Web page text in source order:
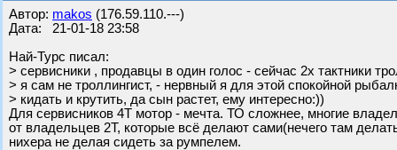
Автор: makos (176.59.110.---)
Дата: 21-01-18 23:58
Най-Турс писал:
> сервисники , продавцы в один голос - сейчас 2х тактники
> я сам не троллингист, - нервный я для этой спокойной
> кидать и крутить, да сын растет, ему интересно:))
Для сервисников 4Т мотор - мечта. ТО сложнее, многие
от владельцев 2Т, которые всё делают сами(нечего там
нихера не делая сидеть за румпелем.